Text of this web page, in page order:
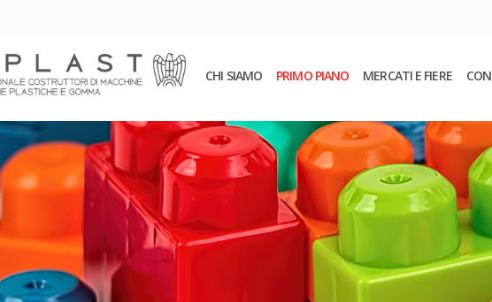
CHI SIAMO PRIMO PIANO MERCATI E FIERE